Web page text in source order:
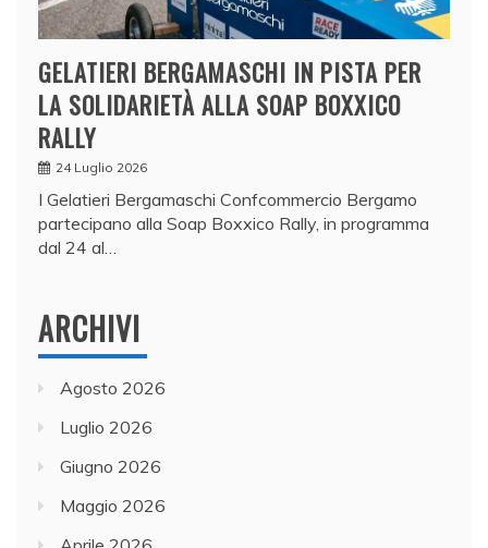
GELATIERI BERGAMASCHI IN PISTA PER
LA SOLIDARIETÀ ALLA SOAP BOXXICO
RALLY
24 Luglio 2026
I Gelatieri Bergamaschi Confcommercio Bergamo
partecipano alla Soap Boxxico Rally, in programma
dal 24 al…
ARCHIVI
Agosto 2026
Luglio 2026
Giugno 2026
Maggio 2026